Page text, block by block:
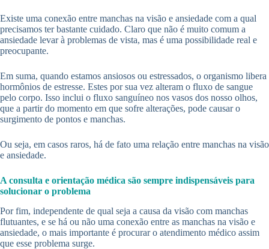
Existe uma conexão entre manchas na visão e ansiedade com a qual
precisamos ter bastante cuidado. Claro que não é muito comum a
ansiedade levar à problemas de vista, mas é uma possibilidade real e
preocupante.
Em suma, quando estamos ansiosos ou estressados, o organismo libera
hormônios de estresse. Estes por sua vez alteram o fluxo de sangue
pelo corpo. Isso inclui o fluxo sanguíneo nos vasos dos nosso olhos,
que a partir do momento em que sofre alterações, pode causar o
surgimento de pontos e manchas.
Ou seja, em casos raros, há de fato uma relação entre manchas na visão
e ansiedade.
A consulta e orientação médica são sempre indispensáveis para
solucionar o problema
Por fim, independente de qual seja a causa da visão com manchas
flutuantes, e se há ou não uma conexão entre as manchas na visão e
ansiedade, o mais importante é procurar o atendimento médico assim
que esse problema surge.